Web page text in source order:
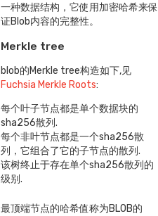
一种数据结构，它使用加密哈希来保
证Blob内容的完整性。
Merkle tree
blob的Merkle tree构造如下,见
Fuchsia Merkle Roots:
每个叶子节点都是单个数据块的
sha256散列.
每个非叶节点都是一个sha256散
列，它组合了它的子节点的散列.
该树终止于存在单个sha256散列的
级别.
最顶端节点的哈希值称为BLOB的